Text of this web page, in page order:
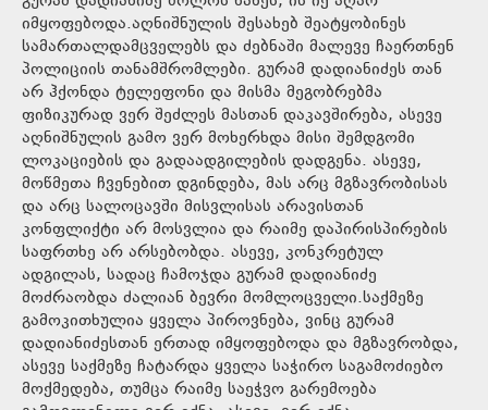
იმყოფებოდა.აღნიშნულის შესახებ შეატყობინეს
სამართალდამცველებს და ძებნაში მალევე ჩაერთნენ
პოლიციის თანამშრომლები. გურამ დადიანიძეს თან
არ ჰქონდა ტელეფონი და მისმა მეგობრებმა
ფიზიკურად ვერ შეძლეს მასთან დაკავშირება, ასევე
აღნიშნულის გამო ვერ მოხერხდა მისი შემდგომი
ლოკაციების და გადაადგილების დადგენა. ასევე,
მოწმეთა ჩვენებით დგინდება, მას არც მგზავრობისას
და არც სალოცავში მისვლისას არავისთან
კონფლიქტი არ მოსვლია და რაიმე დაპირისპირების
საფრთხე არ არსებობდა. ასევე, კონკრეტულ
ადგილას, სადაც ჩამოჯდა გურამ დადიანიძე
მოძრაობდა ძალიან ბევრი მომლოცველი.საქმეზე
გამოკითხულია ყველა პიროვნება, ვინც გურამ
დადიანიძესთან ერთად იმყოფებოდა და მგზავრობდა,
ასევე საქმეზე ჩატარდა ყველა საჭირო საგამოძიებო
მოქმედება, თუმცა რაიმე საეჭვო გარემოება